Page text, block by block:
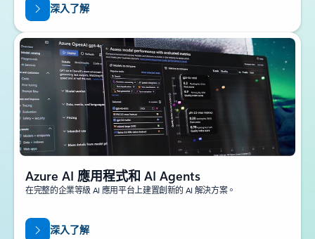
深入了解
Azure AI 應用程式和 AI Agents
在完整的企業等級 AI 應用平台上建置創新的 AI 解決方案。
深入了解